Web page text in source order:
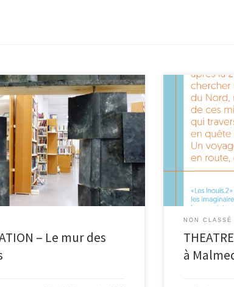
peu particulière s’est dressée ce
des rayonnages de la
: un mur de livres bloque la
Réalisé par la scénographe
Royale des Beaux-Arts de
le mythe de la culture pour
– Le mur des
Le camion-
Malmedy le 1er
nouveau
réfugiés.
réfugiés, ceci
forme courte
NON CLASSÉ
à